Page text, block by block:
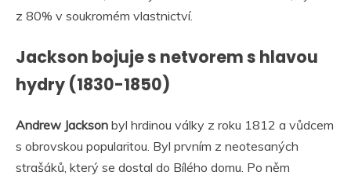
z 80% v soukromém vlastnictví.
Jackson bojuje s netvorem s hlavou
hydry (1830-1850)
Andrew Jackson byl hrdinou války z roku 1812 a vůdcem
s obrovskou popularitou. Byl prvním z neotesaných
strašáků, který se dostal do Bílého domu. Po něm